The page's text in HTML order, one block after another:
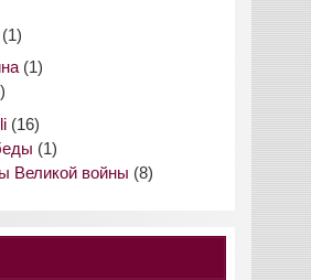
(1)
(1)
(16)
(1)
Великой войны (8)